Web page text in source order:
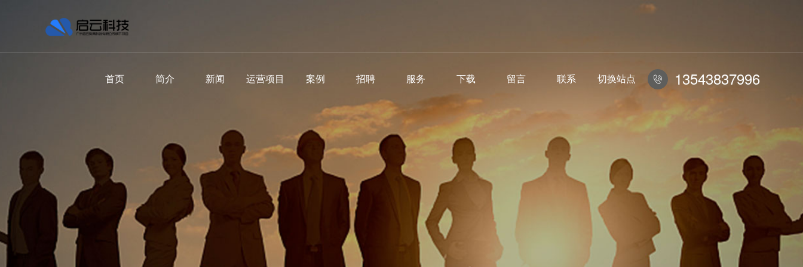
首页 简介 新闻 运营项目 案例 招聘 服务 下载 留言 联系 切换站点  13543837996